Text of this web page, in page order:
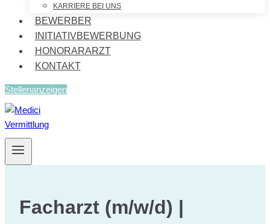
KARRIERE BEI UNS
BEWERBER
INITIATIVBEWERBUNG
HONORARARZT
KONTAKT
Stellenanzeigen
Facharzt (m/w/d) |